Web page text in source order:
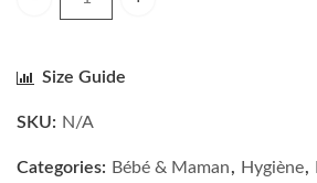
Size Guide
SKU: N/A
Categories: Bébé & Maman, Hygiène,